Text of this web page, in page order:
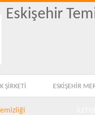
Eskişehir
ŞİRKETİ ESKİŞEHİR